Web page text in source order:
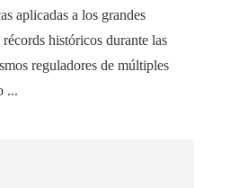
aplicadas a los grandes
históricos durante las
reguladores de múltiples
...